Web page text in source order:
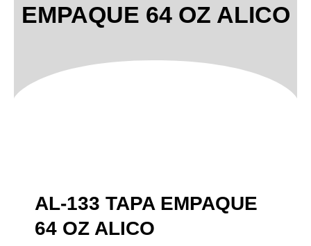
EMPAQUE 64 OZ ALICO
AL-133 TAPA EMPAQUE
64 OZ ALICO